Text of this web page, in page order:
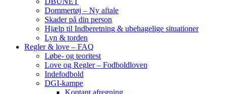
Dommertøj – Ny aftale
Skader på din person
Hjælp til Indberetning & ubehagelige situationer
Lyn & torden
Regler & love – FAQ
Løbe- og teoritest
Love og Regler – Fodboldloven
Indefodbold
DGI-kampe
Kontant afregning